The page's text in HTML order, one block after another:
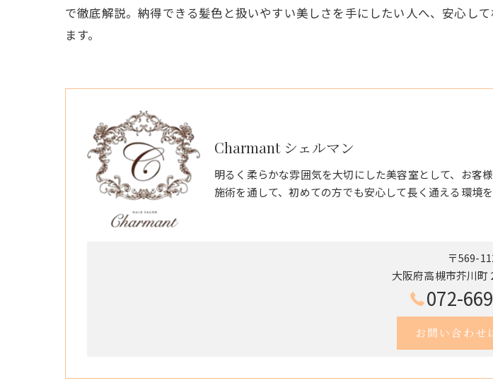
で徹底解説。納得できる髪色と扱いやすい美しさを手にしたい人へ、安心し
ます。
Charmant シェルマン
明るく柔らかな雰囲気を大切にした美容室として、お客
施術を通して、初めての方でも安心して長く通える環境
〒569-
大阪府高槻市芥川町
072-
お問い合わせ